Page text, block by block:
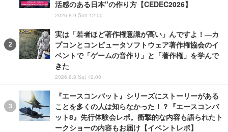
活感のある日本"の作り方【CEDEC2026】
2026.8.9 Sun 12:00
実は「若者ほど著作権意識が高い」んですよ！―カ
プコンとコンピュータソフトウェア著作権協会のイ
ベントで「ゲームの音作り」と「著作権」を学んで
きた
2026.8.8 Sat 12:00
『エースコンバット』シリーズにストーリーがある
ことを多くの人は知らなかった！？『エースコンバ
ット8』先行体験会レポ。衝撃的な内容も語られたト
ークショーの内容もお届け【イベントレポ】